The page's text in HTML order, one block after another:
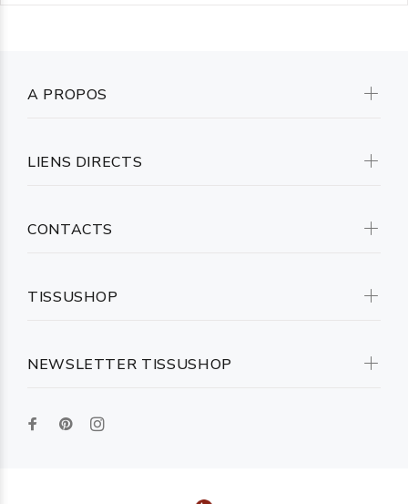
NEWSLETTER TISSUSHOP
A PROPOS
LIENS DIRECTS
CONTACTS
TISSUSHOP